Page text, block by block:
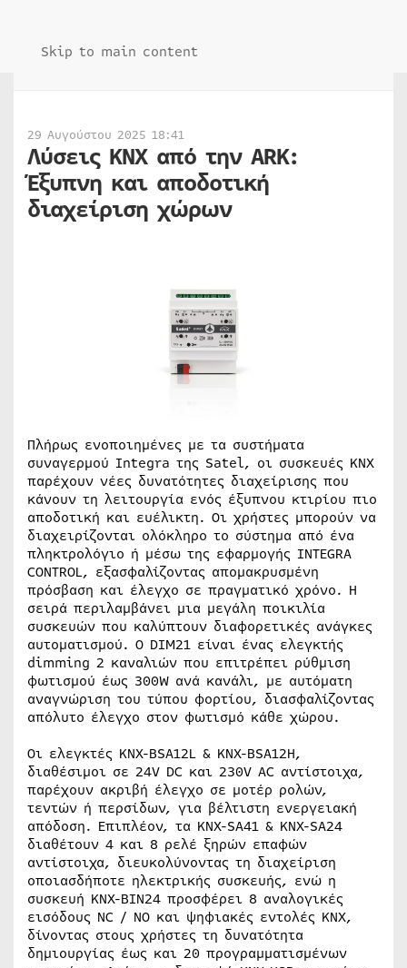
Skip to main content
29 Αυγούστου 2025 18:41
Λύσεις ΚΝΧ από την ARK:
Έξυπνη και αποδοτική
διαχείριση χώρων
Πλήρως ενοποιημένες με τα συστήματα
συναγερμού Integra της Satel, οι συσκευές KNX
παρέχουν νέες δυνατότητες διαχείρισης που
κάνουν τη λειτουργία ενός έξυπνου κτιρίου πιο
αποδοτική και ευέλικτη. Οι χρήστες μπορούν να
διαχειρίζονται ολόκληρο το σύστημα από ένα
πληκτρολόγιο ή μέσω της εφαρμογής INTEGRA
CONTROL, εξασφαλίζοντας απομακρυσμένη
πρόσβαση και έλεγχο σε πραγματικό χρόνο. Η
σειρά περιλαμβάνει μια μεγάλη ποικιλία
συσκευών που καλύπτουν διαφορετικές ανάγκες
αυτοματισμού. Ο DΙΜ21 είναι ένας ελεγκτής
dimming 2 καναλιών που επιτρέπει ρύθμιση
φωτισμού έως 300W ανά κανάλι, με αυτόματη
αναγνώριση του τύπου φορτίου, διασφαλίζοντας
απόλυτο έλεγχο στον φωτισμό κάθε χώρου.
Οι ελεγκτές KNX-BSA12L & KNX-BSA12H,
διαθέσιμοι σε 24V DC και 230V AC αντίστοιχα,
παρέχουν ακριβή έλεγχο σε μοτέρ ρολών,
τεντών ή περσίδων, για βέλτιστη ενεργειακή
απόδοση. Επιπλέον, τα KNX-SA41 & KNX-SA24
διαθέτουν 4 και 8 ρελέ ξηρών επαφών
αντίστοιχα, διευκολύνοντας τη διαχείριση
οποιασδήποτε ηλεκτρικής συσκευής, ενώ η
συσκευή KNX-BIN24 προσφέρει 8 αναλογικές
εισόδους NC / NO και ψηφιακές εντολές KNX,
δίνοντας στους χρήστες τη δυνατότητα
δημιουργίας έως και 20 προγραμματισμένων